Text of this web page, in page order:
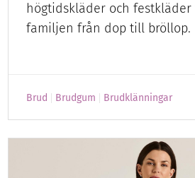
högtidskläder och
familjen från dop till bröllop.
Brud Brudgum Brudklänningar